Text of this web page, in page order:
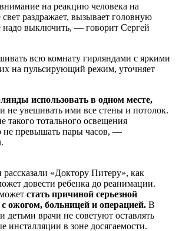
на реакцию человека на
раздражает, вызывает головную
надо выключить, — говорит Сергей
всю комнату гирляндами с яркими
на пульсирующий режим, уточняет
использовать в одном месте,
не увешивать ими все стены и потолок.
такого тотального освещения
не превышать пары часов, —
рассказали «Доктору Питеру», как
довести ребенка до реанимации.
стать причиной серьезной
ожогом, больницей и операцией. В
детьми врачи не советуют оставлять
инсталляции в зоне досягаемости.